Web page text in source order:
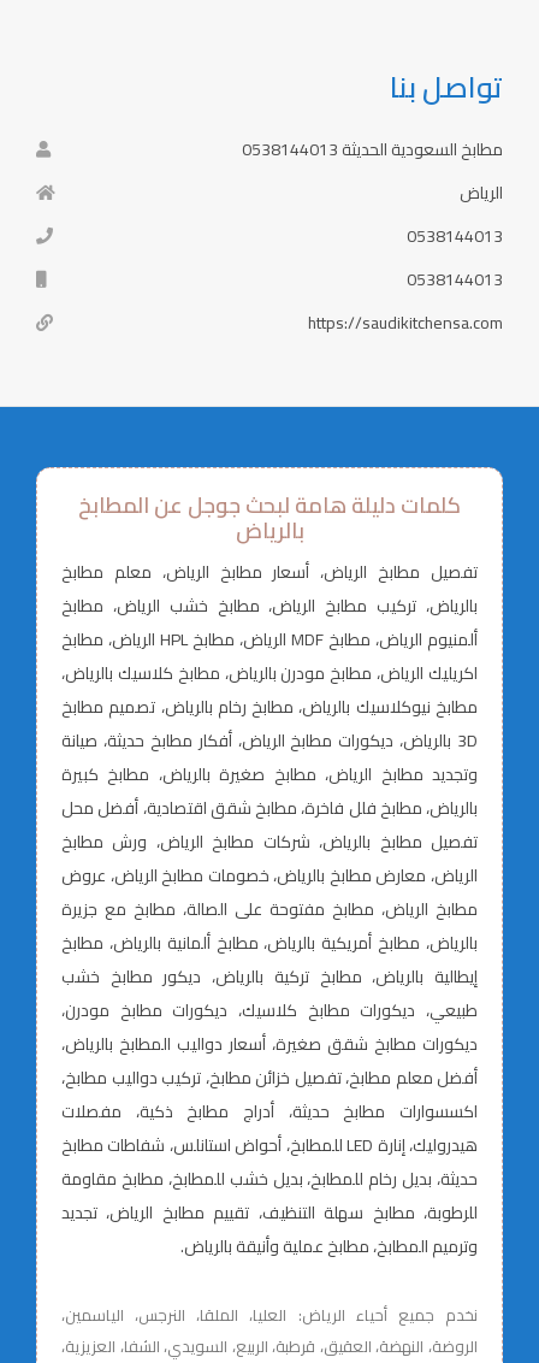
تواصل بنا
مطابخ السعودية الحديثة 0538144013
الرياض
0538144013
0538144013
https://saudikitchensa.com
كلمات دليلة هامة لبحث جوجل عن المطابخ
بالرياض
تفصيل مطابخ الرياض، أسعار مطابخ الرياض، معلم مطابخ
بالرياض، تركيب مطابخ الرياض، مطابخ خشب الرياض، مطابخ
ألمنيوم الرياض، مطابخ MDF الرياض، مطابخ HPL الرياض، مطابخ
اكريليك الرياض، مطابخ مودرن بالرياض، مطابخ كلاسيك بالرياض،
مطابخ نيوكلاسيك بالرياض، مطابخ رخام بالرياض، تصميم مطابخ
3D بالرياض، ديكورات مطابخ الرياض، أفكار مطابخ حديثة، صيانة
وتجديد مطابخ الرياض، مطابخ صغيرة بالرياض، مطابخ كبيرة
بالرياض، مطابخ فلل فاخرة، مطابخ شقق اقتصادية، أفضل محل
تفصيل مطابخ بالرياض، شركات مطابخ الرياض، ورش مطابخ
الرياض، معارض مطابخ بالرياض، خصومات مطابخ الرياض، عروض
مطابخ الرياض، مطابخ مفتوحة على الصالة، مطابخ مع جزيرة
بالرياض، مطابخ أمريكية بالرياض، مطابخ ألمانية بالرياض، مطابخ
إيطالية بالرياض، مطابخ تركية بالرياض، ديكور مطابخ خشب
طبيعي، ديكورات مطابخ كلاسيك، ديكورات مطابخ مودرن،
ديكورات مطابخ شقق صغيرة، أسعار دواليب المطابخ بالرياض،
أفضل معلم مطابخ، تفصيل خزائن مطابخ، تركيب دواليب مطابخ،
اكسسوارات مطابخ حديثة، أدراج مطابخ ذكية، مفصلات
هيدروليك، إنارة LED للمطابخ، أحواض استانلس، شفاطات مطابخ
حديثة، بديل رخام للمطابخ، بديل خشب للمطابخ، مطابخ مقاومة
للرطوبة، مطابخ سهلة التنظيف، تقييم مطابخ الرياض، تجديد
وترميم المطابخ، مطابخ عملية وأنيقة بالرياض.
نخدم جميع أحياء الرياض: العليا، الملقا، النرجس، الياسمين،
الروضة، النهضة، العقيق، قرطبة، الربيع، السويدي، الشفا، العزيزية،